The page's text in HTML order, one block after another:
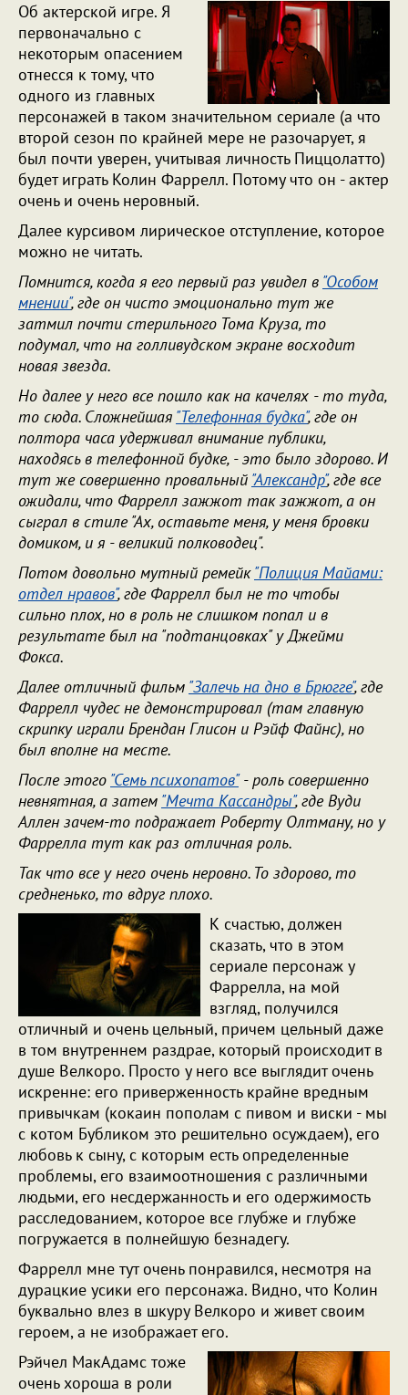
Об актерской игре. Я
первоначально с
некоторым опасением
отнесся к тому, что
одного из главных
персонажей в таком значительном сериале (а что
второй сезон по крайней мере не разочарует, я
был почти уверен, учитывая личность Пиццолатто)
будет играть Колин Фаррелл. Потому что он - актер
очень и очень неровный.
Далее курсивом лирическое отступление, которое
можно не читать.
Помнится, когда я его первый раз увидел в "Особом
мнении", где он чисто эмоционально тут же
затмил почти стерильного Тома Круза, то
подумал, что на голливудском экране восходит
новая звезда.
Но далее у него все пошло как на качелях - то туда,
то сюда. Сложнейшая "Телефонная будка", где он
полтора часа удерживал внимание публики,
находясь в телефонной будке, - это было здорово. И
тут же совершенно провальный "Александр", где все
ожидали, что Фаррелл зажжот так зажжот, а он
сыграл в стиле "Ах, оставьте меня, у меня бровки
домиком, и я - великий полководец".
Потом довольно мутный ремейк"Полиция Майами:
отдел нравов", где Фаррелл был не то чтобы
сильно плох, но в роль не слишком попал и в
результате был на "подтанцовках" у Джейми
Фокса.
Далее отличный фильм "Залечь на дно в Брюгге", где
Фаррелл чудес не демонстрировал (там главную
скрипку играли Брендан Глисон и Рэйф Файнс), но
был вполне на месте.
После этого "Семь психопатов"- роль совершенно
невнятная, а затем "Мечта Кассандры", где Вуди
Аллен зачем-то подражает Роберту Олтману, но у
Фаррелла тут как раз отличная роль.
Так что все у него очень неровно. То здорово, то
средненько, то вдруг плохо.
К счастью, должен
сказать, что в этом
сериале персонаж у
Фаррелла, на мой
взгляд, получился
отличный и очень цельный, причем цельный даже
в том внутреннем раздрае, который происходит в
душе Велкоро. Просто у него все выглядит очень
искренне: его приверженность крайне вредным
привычкам (кокаин пополам с пивом и виски - мы
с котом Бубликом это решительно осуждаем), его
любовь к сыну, с которым есть определенные
проблемы, его взаимоотношения с различными
людьми, его несдержанность и его одержимость
расследованием, которое все глубже и глубже
погружается в полнейшую безнадегу.
Фаррелл мне тут очень понравился, несмотря на
дурацкие усики его персонажа. Видно, что Колин
буквально влез в шкуру Велкоро и живет своим
героем, а не изображает его.
Рэйчел МакАдамс тоже
очень хороша в роли